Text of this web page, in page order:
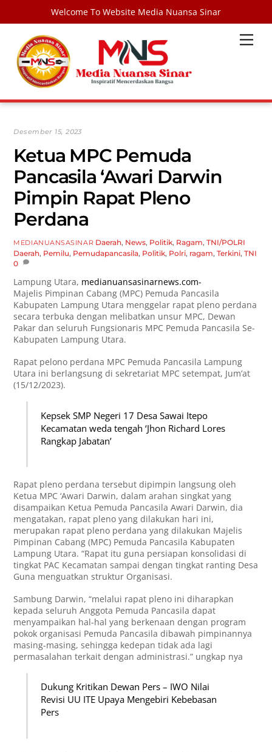
Welcome To Website Media Nuansa Sinar
content
Desember 15, 2023
Ketua MPC Pemuda
Pancasila ‘Awari Darwin
Pimpin Rapat Pleno
Perdana
MEDIANUANSASINAR Daerah, News, Politik, Ragam,TNI/POLRI
Daerah, Pemilu, Pemudapancasila, Politik, Polri, ragam,Terkini,TNI
0
Lampung Utara, medianuansasinarnews.com-
Majelis Pimpinan Cabang (MPC) Pemuda Pancasila
Kabupaten Lampung Utara menggelar rapat pleno perdana
secara terbuka dengan melibatkan unsur MPC, Dewan
Pakar dan seluruh Fungsionaris MPC Pemuda Pancasila Se-
Kabupaten Lampung Utara.
Rapat pelono perdana MPC Pemuda Pancasila Lampung
Utara ini berlangsung di sekretariat MPC setempat, Jum’at
(15/12/2023).
Kepsek SMP Negeri 17 Desa Sawai Itepo
Kecamatan weda tengah ‘Jhon Richard Lores
Rangkap Jabatan’
Rapat pleno perdana tersebut dipimpin langsung oleh
Ketua MPC ‘Awari Darwin, dalam arahan singkat yang
disampaikan Ketua Pemuda Pancasila Awari Darwin, dia
mengatakan, rapat pleno yang dilakukan hari ini,
merupakan rapat pleno perdana yang dilakukan Majelis
Pimpinan Cabang (MPC) Pemuda Pancasila Kabupaten
Lampung Utara. “Rapat itu guna persiapan konsolidasi di
tingkat PAC Kecamatan sampai dengan tingkat ranting Desa
Guna menguatkan struktur Organisasi.
Sambung Darwin, “melalui rapat pleno ini diharapkan
kepada seluruh Anggota Pemuda Pancasila dapat
menyampaikan hal-hal yang berkenaan dengan program
pokok organisasi Pemuda Pancasila dibawah pimpinannya
masing-masing, sehingga kedepan tidak ada lagi
permasalahan terkait dengan administrasi.” ungkap nya
Dukung Kritikan Dewan Pers – IWO Nilai
Revisi UU ITE Upaya Mengebiri Kebebasan
Pers